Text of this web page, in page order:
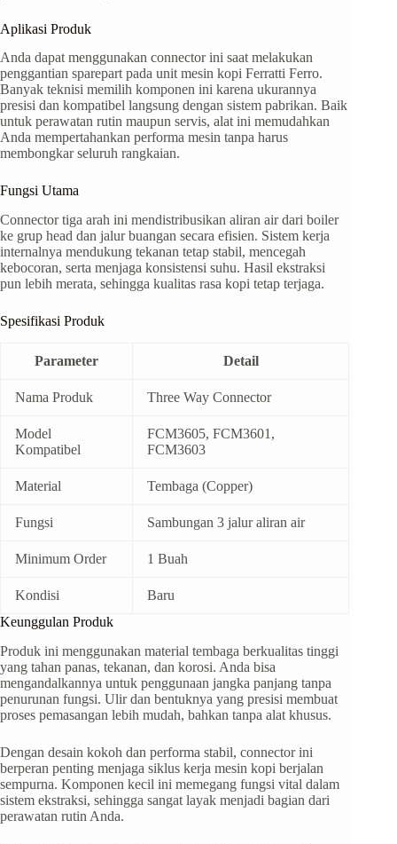
Aplikasi Produk
Anda dapat menggunakan connector ini saat melakukan
penggantian sparepart pada unit mesin kopi Ferratti Ferro.
Banyak teknisi memilih komponen ini karena ukurannya
presisi dan kompatibel langsung dengan sistem pabrikan. Baik
untuk perawatan rutin maupun servis, alat ini memudahkan
Anda mempertahankan performa mesin tanpa harus
membongkar seluruh rangkaian.
Fungsi Utama
Connector tiga arah ini mendistribusikan aliran air dari boiler
ke grup head dan jalur buangan secara efisien. Sistem kerja
internalnya mendukung tekanan tetap stabil, mencegah
kebocoran, serta menjaga konsistensi suhu. Hasil ekstraksi
pun lebih merata, sehingga kualitas rasa kopi tetap terjaga.
Spesifikasi Produk
Parameter Detail
Nama Produk Three Way Connector
Model
Kompatibel
FCM3605, FCM3601,
FCM3603
Material Tembaga (Copper)
Fungsi Sambungan 3 jalur aliran air
Minimum Order 1 Buah
Kondisi
Baru
Keunggulan Produk
Produk ini menggunakan material tembaga berkualitas tinggi
yang tahan panas, tekanan, dan korosi. Anda bisa
mengandalkannya untuk penggunaan jangka panjang tanpa
penurunan fungsi. Ulir dan bentuknya yang presisi membuat
proses pemasangan lebih mudah, bahkan tanpa alat khusus.
Dengan desain kokoh dan performa stabil, connector ini
berperan penting menjaga siklus kerja mesin kopi berjalan
sempurna. Komponen kecil ini memegang fungsi vital dalam
sistem ekstraksi, sehingga sangat layak menjadi bagian dari
perawatan rutin Anda.